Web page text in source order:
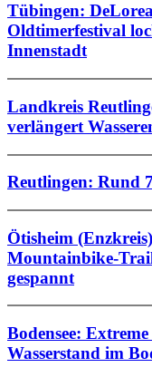
Tübingen:
Oldtimerfestival
Innenstadt
Landkreis
verlängert
Reutlingen: Rund
Ötisheim
Mountainbike-
gespannt
Bodensee:
Wasserstand im